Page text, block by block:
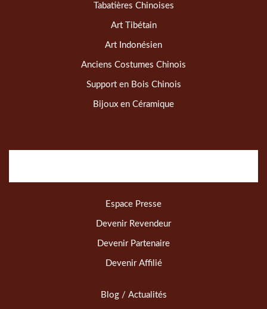
Tabatières Chinoises
Art Tibétain
Art Indonésien
Anciens Costumes Chinois
Support en Bois Chinois
Bijoux en Céramique
Espace Presse
Devenir Revendeur
Devenir Partenaire
Devenir Affilié
Blog / Actualités